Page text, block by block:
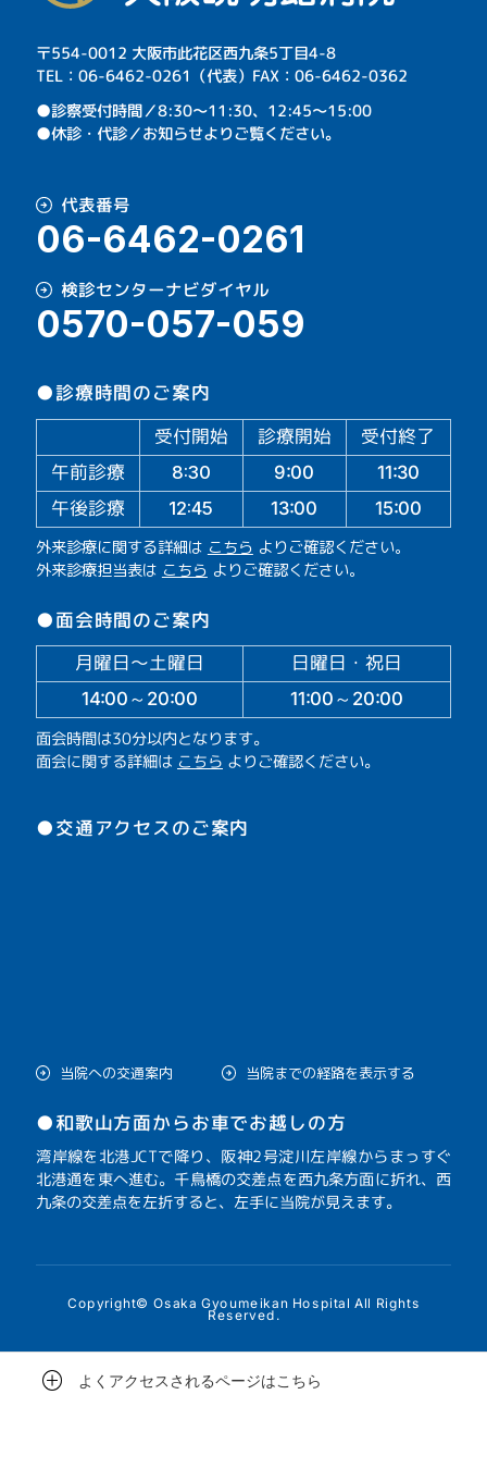
〒554-0012 大阪市此花区西九条5丁目4-8
TEL：06-6462-0261（代表）FAX：06-6462-0362
⁩●診察受付時間／8:30～11:30、12:45～15:00
●休診・代診／お知らせよりご覧ください。
代表番号
06-6462-0261
検診センターナビダイヤル
0570-057-059
●診療時間のご案内
受付開始 診療開始 受付終了
午前診療 8:30 9:00 11:30
午後診療 12:45 13:00 15:00
外来診療に関する詳細は こちら よりご確認ください。
外来診療担当表は こちら よりご確認ください。
●面会時間のご案内
月曜日～土曜日 日曜日・祝日
14:00～20:00 11:00～20:00
面会時間は30分以内となります。
面会に関する詳細は こちら よりご確認ください。
●交通アクセスのご案内
当院への交通案内 当院までの経路を表示する
●和歌山方面からお車でお越しの方
湾岸線を北港JCTで降り、阪神2号淀川左岸線からまっすぐ
北港通を東へ進む。千鳥橋の交差点を西九条方面に折れ、西
九条の交差点を左折すると、左手に当院が見えます。
Copyright© Osaka Gyoumeikan Hospital All Rights
Reserved.
よくアクセスされるページはこちら